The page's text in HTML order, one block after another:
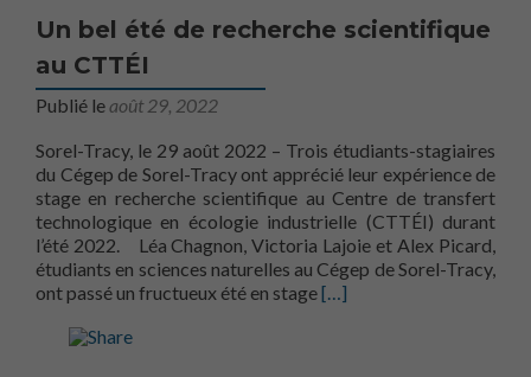
Un bel été de recherche scientifique
au CTTÉI
Publié leaoût 29, 2022
Sorel-Tracy, le 29 août 2022 – Trois étudiants-stagiaires
du Cégep de Sorel-Tracy ont apprécié leur expérience de
stage en recherche scientifique au Centre de transfert
technologique en écologie industrielle (CTTÉI) durant
l’été 2022. Léa Chagnon, Victoria Lajoie et Alex Picard,
étudiants en sciences naturelles au Cégep de Sorel-Tracy,
ont passé un fructueux été en stageEn savoir plus surUn bel
[…]